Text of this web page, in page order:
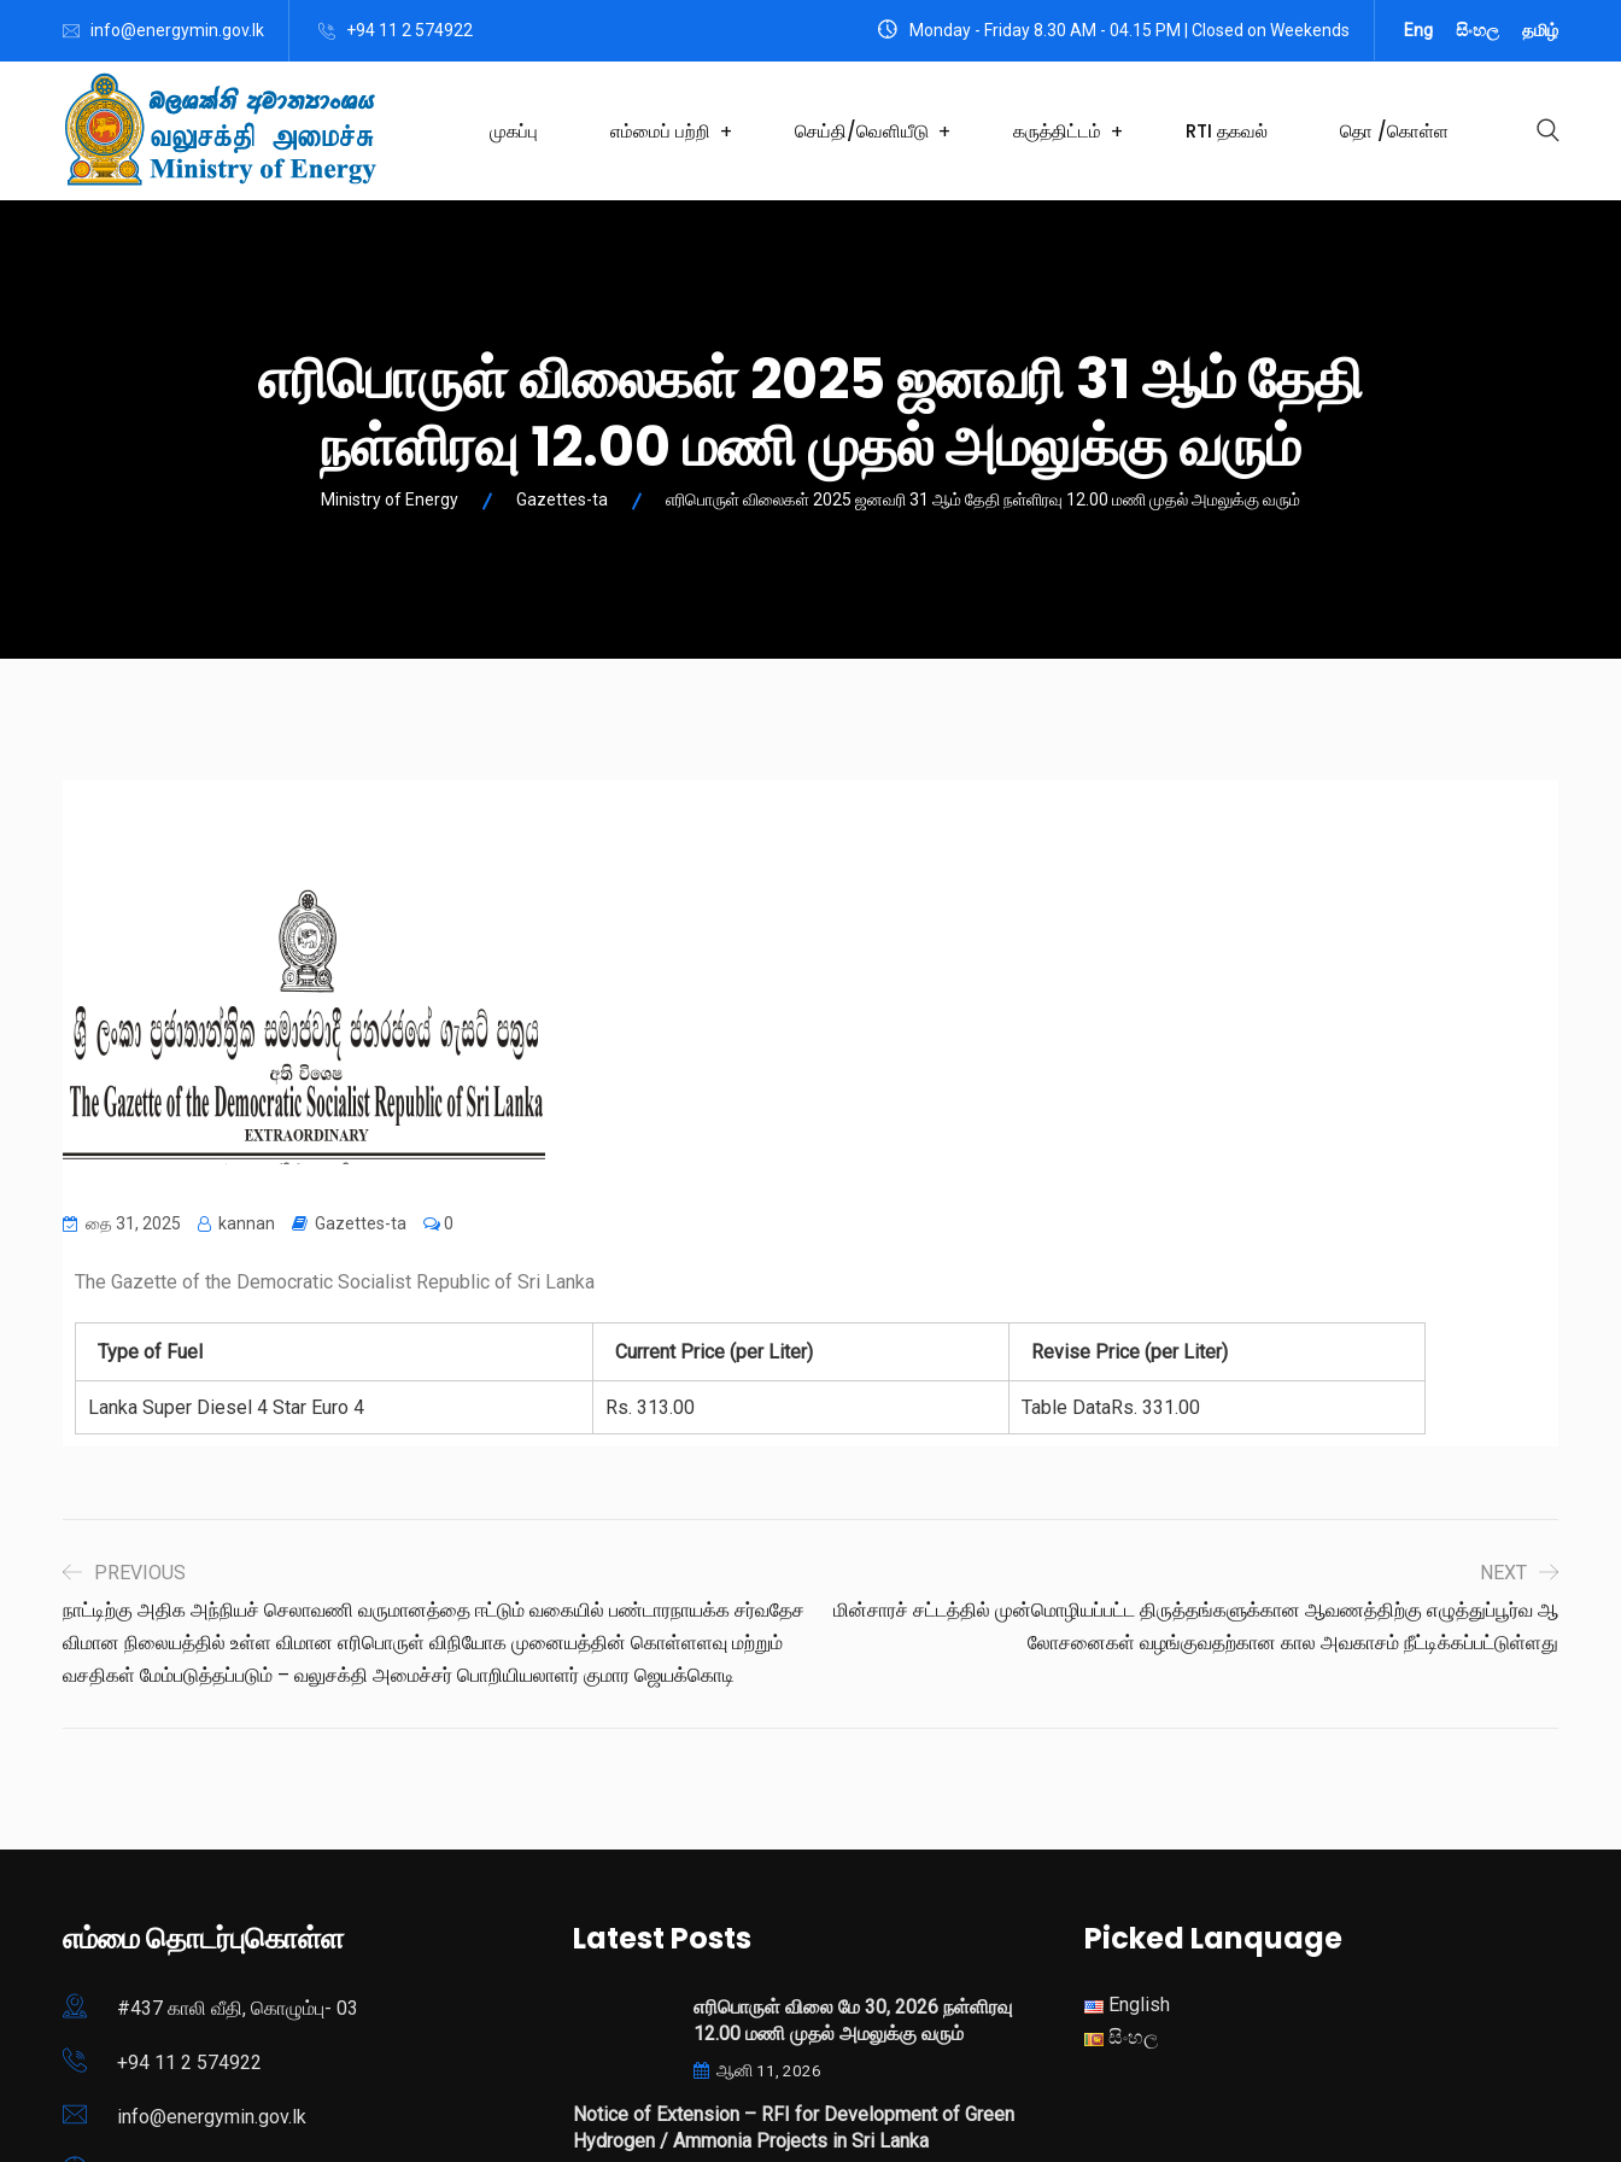
info@energymin.gov.lk +94 11 2 574922 Monday - Friday 8.30 AM - 04.15 PM | Closed on Weekends Eng සිංහල தமிழ்
முகப்பு எம்மைப் பற்றி செய்தி/வெளியீடு கருத்திட்டம் RTI தகவல் தொ /கொள்ள
எரிபொருள் விலைகள் 2025 ஜனவரி 31 ஆம் தேதி
நள்ளிரவு 12.00 மணி முதல் அமலுக்கு வரும்
Ministry of Energy Gazettes-ta எரிபொருள் விலைகள் 2025 ஜனவரி 31 ஆம் தேதி நள்ளிரவு 12.00 மணி முதல் அமலுக்கு வரும்
தை 31, 2025 kannan Gazettes-ta 0
The Gazette of the Democratic Socialist Republic of Sri Lanka
Type of Fuel Current Price (per Liter) Revise Price (per Liter)
Lanka Super Diesel 4 Star Euro 4 Rs. 313.00 Table DataRs. 331.00
PREVIOUS
நாட்டிற்கு அதிக அந்நியச் செலாவணி வருமானத்தை ஈட்டும் வகையில் பண்டாரநாயக்க சர்வதேச
விமான நிலையத்தில் உள்ள விமான எரிபொருள் விநியோக முனையத்தின் கொள்ளளவு மற்றும்
வசதிகள் மேம்படுத்தப்படும் – வலுசக்தி அமைச்சர் பொறியியலாளர் குமார ஜெயக்கொடி
NEXT
மின்சாரச் சட்டத்தில் முன்மொழியப்பட்ட திருத்தங்களுக்கான ஆவணத்திற்கு எழுத்துப்பூர்வ ஆ
லோசனைகள் வழங்குவதற்கான கால அவகாசம் நீட்டிக்கப்பட்டுள்ளது
எம்மை தொடர்புகொள்ள
#437 காலி வீதி, கொழும்பு- 03
+94 11 2 574922
info@energymin.gov.lk
Latest Posts
எரிபொருள் விலை மே 30, 2026 நள்ளிரவு
12.00 மணி முதல் அமலுக்கு வரும்
ஆனி 11, 2026
Notice of Extension – RFI for Development of Green
Hydrogen / Ammonia Projects in Sri Lanka
Picked Lanquage
English
සිංහල